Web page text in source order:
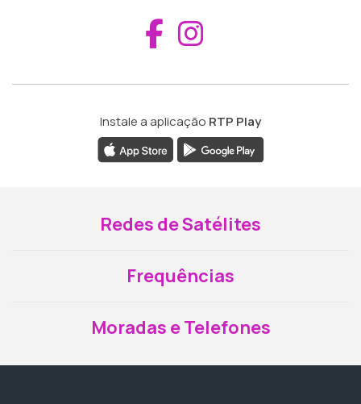
Aceder ao
Instale a aplicação RTP Play
Redes de Satélites
Frequências
Moradas e Telefones